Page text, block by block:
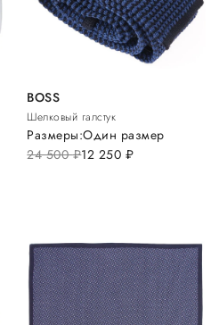
BOSS
Шелковый галстук
24 500руб.12 250 руб.
Размеры:Один размер